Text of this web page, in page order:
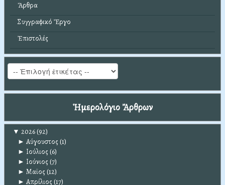
Ἄρθρα
Συγγραφικό Ἔργο
Ἐπιστολές
Ἡμερολόγιο Ἄρθρων
▼ 2026(92)
► Αύγουστος (1)
► Ιούλιος (6)
► Ιούνιος (7)
► Μαϊος (12)
► Απρίλιος (17)